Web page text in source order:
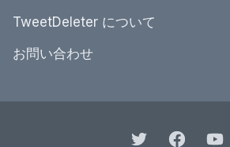
TweetDeleter について
お問い合わせ